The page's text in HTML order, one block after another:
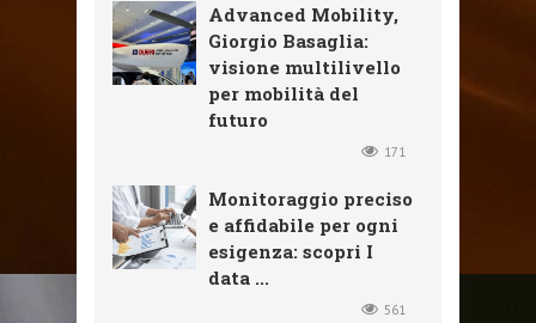
Advanced Mobility,
Giorgio Basaglia:
visione multilivello
per mobilità del
futuro
171
Monitoraggio preciso
e affidabile per ogni
esigenza: scopri I
data ...
561